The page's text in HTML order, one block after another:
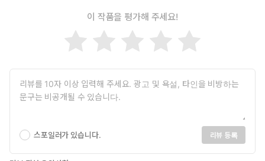
코로나19 사태에서 볼 수 있듯, 21세기 위기는 거대화, 복합화, 상
시화되고 있다. 카이스트(대표필자 김원준 KAIST 기술경영전문대
학원 원장)와 산업통산자원부가 함께 참여한 『탄력성장』은 이러
한 위기를 하나의 재난이 끝나기도 전에 또 다른 재난이 파도처럼 연
쇄적이면서 동시다발적으로 밀려온다는 의미에서 ‘블랙타이드
술미래전략대학원 교수로 재직중이다. 국가공무원인재개발원의 겸
임교수이며, 사회변화와 미래 거버넌스 디자인을 중심으로 기술진
보, 인구구조 변화, 기후변화가 견인할 다양한 미래변화에 대해 연
구하고 있다.
엄지용
이 작품을 평가해 주세요!
스포일러가 있습니다. 리뷰 등록